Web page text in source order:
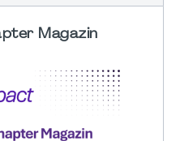
Magazin